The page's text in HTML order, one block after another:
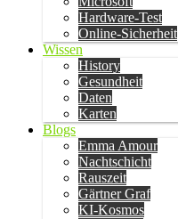
Hardware-Test
Online-Sicherheit
Wissen
History
Gesundheit
Daten
Karten
Blogs
Emma Amour
Nachtschicht
Rauszeit
Gärtner Graf
KI-Kosmos